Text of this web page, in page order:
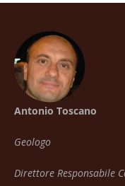
Antonio Toscano
Geologo
Direttore Responsabile